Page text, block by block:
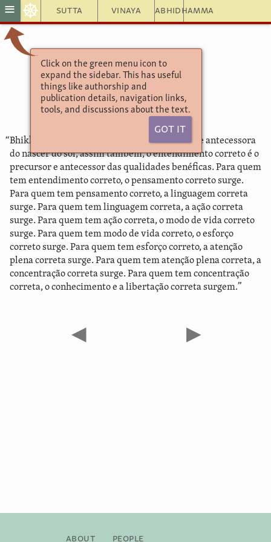
Sutta Vinaya Abhidhamma
≡ ☸
Click on the green menu icon to
expand the sidebar. This has useful
things like authorship and
publication details, navigation links,
tools, and discussions about the text.
Got It
Aṅguttara Nikāya 10.121
Pubbangama Sutta
Precursor
“Bhikkhus, tal como a alvorada é a precursora e antecessora
do nascer do sol, assim também, o entendimento correto é o
precursor e antecessor das qualidades benéficas. Para quem
tem entendimento correto, o pensamento correto surge.
Para quem tem pensamento correto, a linguagem correta
surge. Para quem tem linguagem correta, a ação correta
surge. Para quem tem ação correta, o modo de vida correto
surge. Para quem tem modo de vida correto, o esforço
correto surge. Para quem tem esforço correto, a atenção
plena correta surge. Para quem tem atenção plena correta, a
concentração correta surge. Para quem tem concentração
correta, o conhecimento e a libertação correta surgem.”
◀ ▶
About People